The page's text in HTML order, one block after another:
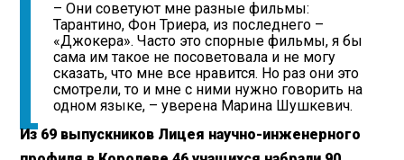
– Они советуют мне разные фильмы:
Тарантино, Фон Триера, из последнего –
«Джокера». Часто это спорные фильмы, я бы
сама им такое не посоветовала и не могу
сказать, что мне все нравится. Но раз они это
смотрели, то и мне с ними нужно говорить на
одном языке, – уверена Марина Шушкевич.
Из 69 выпускников Лицея научно-инженерного